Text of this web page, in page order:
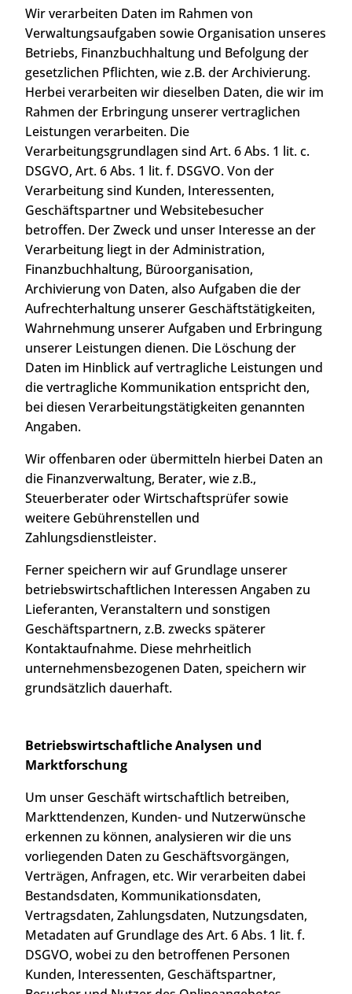
Wir verarbeiten Daten im Rahmen von
Verwaltungsaufgaben sowie Organisation unseres
Betriebs, Finanzbuchhaltung und Befolgung der
gesetzlichen Pflichten, wie z.B. der Archivierung.
Herbei verarbeiten wir dieselben Daten, die wir im
Rahmen der Erbringung unserer vertraglichen
Leistungen verarbeiten. Die
Verarbeitungsgrundlagen sind Art. 6 Abs. 1 lit. c.
DSGVO, Art. 6 Abs. 1 lit. f. DSGVO. Von der
Verarbeitung sind Kunden, Interessenten,
Geschäftspartner und Websitebesucher
betroffen. Der Zweck und unser Interesse an der
Verarbeitung liegt in der Administration,
Finanzbuchhaltung, Büroorganisation,
Archivierung von Daten, also Aufgaben die der
Aufrechterhaltung unserer Geschäftstätigkeiten,
Wahrnehmung unserer Aufgaben und Erbringung
unserer Leistungen dienen. Die Löschung der
Daten im Hinblick auf vertragliche Leistungen und
die vertragliche Kommunikation entspricht den,
bei diesen Verarbeitungstätigkeiten genannten
Angaben.
Wir offenbaren oder übermitteln hierbei Daten an
die Finanzverwaltung, Berater, wie z.B.,
Steuerberater oder Wirtschaftsprüfer sowie
weitere Gebührenstellen und
Zahlungsdienstleister.
Ferner speichern wir auf Grundlage unserer
betriebswirtschaftlichen Interessen Angaben zu
Lieferanten, Veranstaltern und sonstigen
Geschäftspartnern, z.B. zwecks späterer
Kontaktaufnahme. Diese mehrheitlich
unternehmensbezogenen Daten, speichern wir
grundsätzlich dauerhaft.
Betriebswirtschaftliche Analysen und
Marktforschung
Um unser Geschäft wirtschaftlich betreiben,
Markttendenzen, Kunden- und Nutzerwünsche
erkennen zu können, analysieren wir die uns
vorliegenden Daten zu Geschäftsvorgängen,
Verträgen, Anfragen, etc. Wir verarbeiten dabei
Bestandsdaten, Kommunikationsdaten,
Vertragsdaten, Zahlungsdaten, Nutzungsdaten,
Metadaten auf Grundlage des Art. 6 Abs. 1 lit. f.
DSGVO, wobei zu den betroffenen Personen
Kunden, Interessenten, Geschäftspartner,